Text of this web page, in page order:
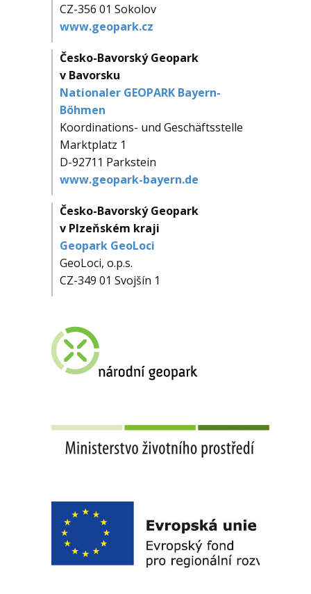
CZ-356 01 Sokolov
www.geopark.cz
Česko-Bavorský Geopark
v Bavorsku
Nationaler GEOPARK Bayern-
Böhmen
Koordinations- und Geschäftsstelle
Marktplatz 1
D-92711 Parkstein
www.geopark-bayern.de
Česko-Bavorský Geopark
v Plzeňském kraji
Geopark GeoLoci
GeoLoci, o.p.s.
CZ-349 01 Svojšín 1